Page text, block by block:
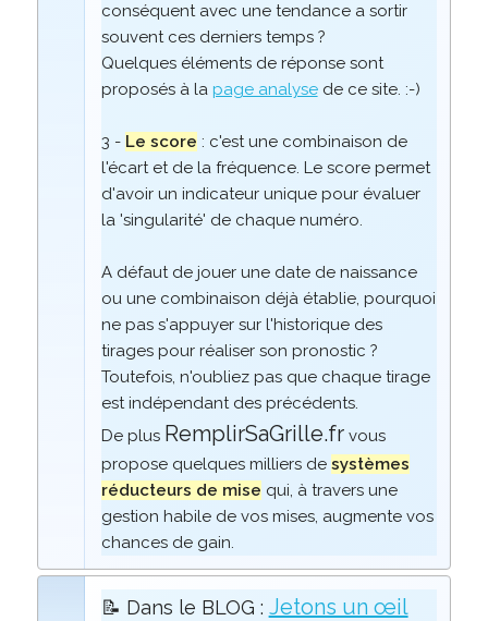
conséquent avec une tendance a sortir
souvent ces derniers temps ?
Quelques éléments de réponse sont
proposés à la page analysede ce site. :-)
3 - Le score : c'est une combinaison de
l'écart et de la fréquence. Le score permet
d'avoir un indicateur unique pour évaluer
la 'singularité' de chaque numéro.
A défaut de jouer une date de naissance
ou une combinaison déjà établie, pourquoi
ne pas s'appuyer sur l'historique des
tirages pour réaliser son pronostic ?
Toutefois, n'oubliez pas que chaque tirage
est indépendant des précédents.
De plus RemplirSaGrille.frvous
propose quelques milliers de systèmes
réducteurs de mise qui, à travers une
gestion habile de vos mises, augmente vos
chances de gain.
📝 Dans le BLOG : Jetons un œil